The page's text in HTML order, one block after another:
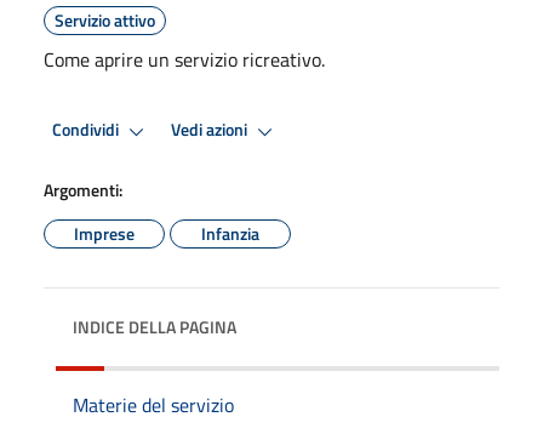
Servizio attivo
Come aprire un servizio ricreativo.
Condividi Vedi azioni
Argomenti:
Imprese
Infanzia
INDICE DELLA PAGINA
Materie del servizio